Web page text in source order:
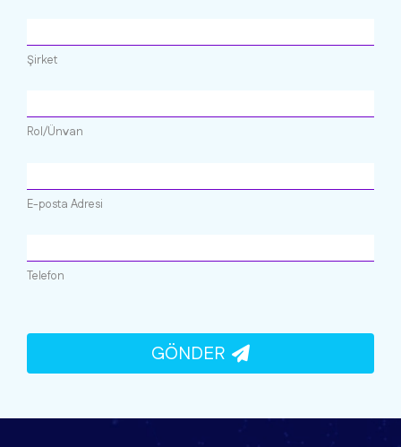
Şirket
Rol/Ünvan
E-posta Adresi
Telefon
GÖNDER